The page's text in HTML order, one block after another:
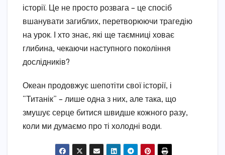
історії. Це не просто розвага – це спосіб
вшанувати загиблих, перетворюючи трагедію
на урок. І хто знає, які ще таємниці ховає
глибина, чекаючи наступного покоління
дослідників?
Океан продовжує шепотіти свої історії, і
“Титанік” – лише одна з них, але така, що
змушує серце битися швидше кожного разу,
коли ми думаємо про ті холодні води.